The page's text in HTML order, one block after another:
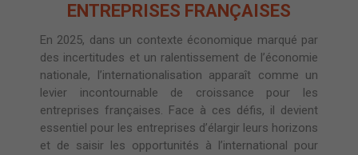
ENTREPRISES FRANÇAISES
En 2025, dans un contexte économique marqué par
des incertitudes et un ralentissement de l’économie
nationale, l’internationalisation apparaît comme un
levier incontournable de croissance pour les
entreprises françaises. Face à ces défis, il devient
essentiel pour les entreprises d’élargir leurs horizons
et de saisir les opportunités à l’international pour